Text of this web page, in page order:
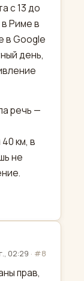
с 13 до
Риме в
в Google
день,
речь —
км, в
не
02:29 · #8
прав,